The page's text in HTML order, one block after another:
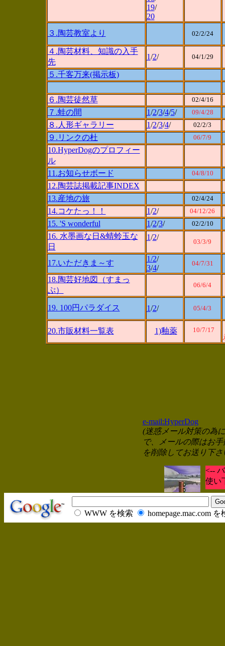
19/
20
３.陶芸教室より
02/2/24
４.陶芸材料、知識の入手
先
1/2/ 04/1/29
５.千客万来(掲示板)
６.陶芸徒然草 02/4/16
７.蛙の間 1/2/3/4/5/ 09/4/28
８.人形ギャラリー
1/2/3/4/ 02/2/3
９.リンクの杜 06/7/9
10.HyperDogのプロフィー
ル
11.お知らせボード
04/8/10
12.陶芸誌掲載記事INDEX
13.産地の旅
02/4/24
14.コケたっ！！
1/2/ 04/12/26
15. 'S wonderful
1/2/3/ 02/2/10
16. 水墨画な日&蜻蛉玉な
日
1/2/
03/3/9
17.いただきま～す 1/2/
3/4/
04/7/31
18.陶芸好地図（すまっ
ぷ）
06/6/4
19. 100円パラダイス 1/2/ 05/4/3
20.市販材料一覧表 1)釉薬 10/7/17
e-mail:HyperDog
(迷惑メール対策の為
で、メールの際はお
を削除してお送り下さ
<--
使い
WWW を検索 homepage.mac.com を